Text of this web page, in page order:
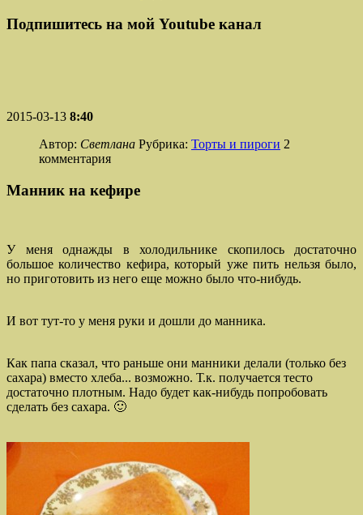
Подпишитесь на мой Youtube канал
2015-03-13 8:40
Автор: Светлана Рубрика: Торты и пироги 2
комментария
Манник на кефире
У меня однажды в холодильнике скопилось достаточно
большое количество кефира, который уже пить нельзя было,
но приготовить из него еще можно было что-нибудь.
И вот тут-то у меня руки и дошли до манника.
Как папа сказал, что раньше они манники делали (только без
сахара) вместо хлеба... возможно. Т.к. получается тесто
достаточно плотным. Надо будет как-нибудь попробовать
сделать без сахара. 🙂